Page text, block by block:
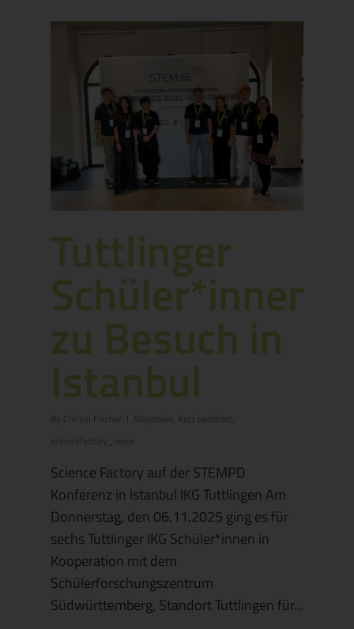
Tuttlinger
Schüler*innen
zu Besuch in
Istanbul
By
sciencefactory_news
Science Factory auf der STEMPD
Konferenz in Istanbul IKG Tuttlingen Am
Donnerstag, den 06.11.2025 ging es für
sechs Tuttlinger IKG Schüler*innen in
Kooperation mit dem
Schülerforschungszentrum
Südwürttemberg, Standort Tuttlingen für...